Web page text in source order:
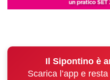
Il Sipontino è
Scarica l’app e